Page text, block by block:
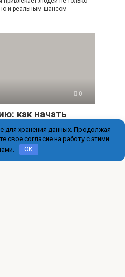
и реальным шансом
0
как начать
лишнего стресса
тёплым климатом и
подходом к въезду
для хранения данных. Продолжая
свое согласие на работу с этими
OK